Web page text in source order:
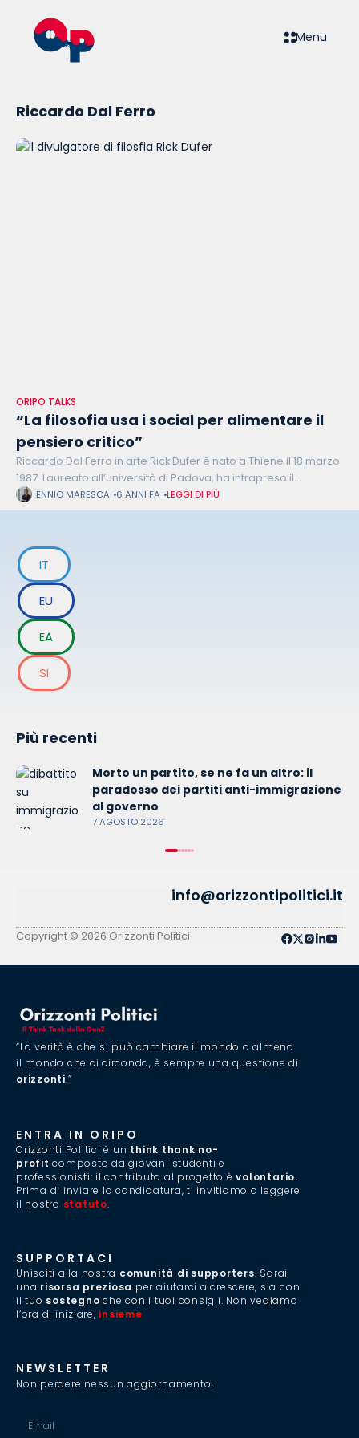
Menu
Riccardo Dal Ferro
ORIPO TALKS
“La filosofia usa i social per alimentare il
pensiero critico”
Riccardo Dal Ferro in arte Rick Dufer è nato a Thiene il 18 marzo
1987. Laureato all’università di Padova, ha intrapreso il
percorso della divulgazione filosofica. Dal Ferro considera i
ENNIO MARESCA 6 ANNI FA LEGGI DI PIÙ
IT
EU
EA
SI
Più recenti
Morto un partito, se ne fa un altro: il
paradosso dei partiti anti-immigrazione
al governo
7 AGOSTO 2026
info@orizzontipolitici.it
Copyright © 2026 Orizzonti Politici
“La verità è che si può cambiare il mondo o almeno
il mondo che ci circonda, è sempre una questione di
orizzonti.”
ENTRA IN ORIPO
Orizzonti Politici è un think thank no-
profit composto da giovani studenti e
professionisti: il contributo al progetto èvolontario.
Prima di inviare la candidatura, ti invitiamo a leggere
il nostro statuto.
SUPPORTACI
Unisciti alla nostra comunità di supporters. Sarai
una risorsa preziosa per aiutarci a crescere, sia con
il tuo sostegno che con i tuoi consigli. Non vediamo
l’ora di iniziare, insieme
NEWSLETTER
Non perdere nessun aggiornamento!